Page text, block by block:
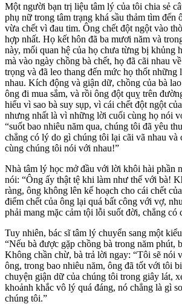
Một người bạn trị liệu tâm lý của tôi chia sẻ
phụ nữ trong tâm trạng khá sầu thảm tìm đến
vừa chết vì đau tim. Ông chết đột ngột vào
hợp nhất. Họ kết hôn đã ba mươi năm và
này, mối quan hệ của họ chưa từng bị khủng
mà vào ngày chồng bà chết, họ đã cãi nhau
trọng và đã leo thang đến mức họ thốt những
nhau. Kích động và giận dữ, chồng của bà
ông đi mua sắm, và rồi ông đột quỵ trên
hiểu vì sao bà suy sụp, vì cái chết đột ngột
nhưng nhất là vì những lời cuối cùng họ nói
“suốt bao nhiêu năm qua, chúng tôi đã yêu
chẳng có lý do gì chúng tôi lại cãi vã nhau và
cùng chúng tôi nói với nhau!”
Nhà tâm lý học mở đầu với lời khôi hài phần
nói: “Ông ấy thật tệ khi làm như thế với bà!
ràng, ông không lên kế hoạch cho cái chết
điểm chết của ông lại quá bất công với vợ,
phải mang mặc cảm tội lỗi suốt đời, chẳng có
Tuy nhiên, bác sĩ tâm lý chuyển sang một
“Nếu bà được gặp chồng bà trong năm phút,
Không chần chừ, bà trả lời ngay: “Tôi sẽ nói
ông, trong bao nhiêu năm, ông đã tốt với tôi
chuyện giận dữ của chúng tôi trong giây lát,
khoảnh khắc vô lý quá đáng, nó chẳng là gì
chúng tôi.”